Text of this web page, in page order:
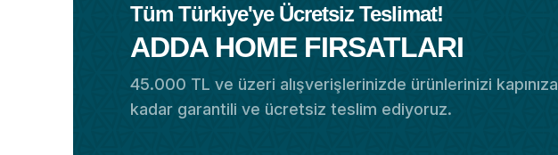
Tüm Türkiye'ye Ücretsiz Teslimat!
ADDA HOME FIRSATLARI
45.000 TL ve üzeri alışverişlerinizde ürünlerinizi kapınıza
kadar garantili ve ücretsiz teslim ediyoruz.